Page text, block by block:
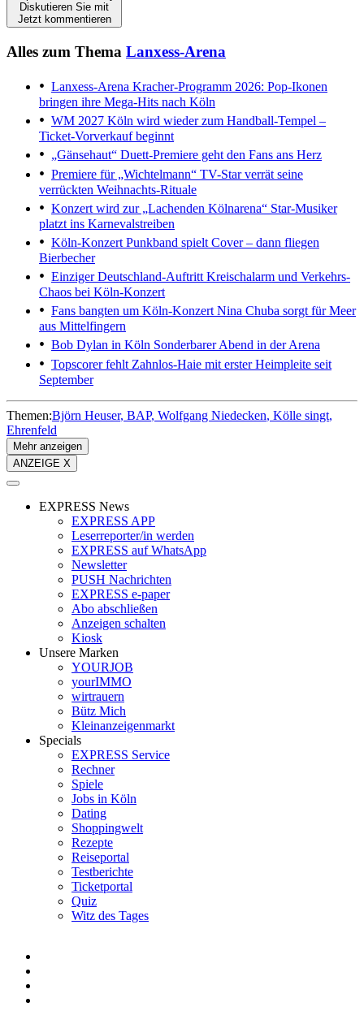
Diskutieren Sie mit
Jetzt kommentieren
Alles zum Thema Lanxess-Arena
Lanxess-Arena Kracher-Programm 2026: Pop-Ikonen
bringen ihre Mega-Hits nach Köln
WM 2027 Köln wird wieder zum Handball-Tempel –
Ticket-Vorverkauf beginnt
„Gänsehaut“ Duett-Premiere geht den Fans ans Herz
Premiere für „Wichtelmann“ TV-Star verrät seine
verrückten Weihnachts-Rituale
Konzert wird zur „Lachenden Kölnarena“ Star-Musiker
platzt ins Karnevalstreiben
Köln-Konzert Punkband spielt Cover – dann fliegen
Bierbecher
Einziger Deutschland-Auftritt Kreischalarm und Verkehrs-
Chaos bei Köln-Konzert
Fans bangten um Köln-Konzert Nina Chuba sorgt für Meer
aus Mittelfingern
Bob Dylan in Köln Sonderbarer Abend in der Arena
Topscorer fehlt Zahnlos-Haie mit erster Heimpleite seit
September
Themen:Björn Heuser BAP Wolfgang Niedecken Kölle singt
Ehrenfeld
Mehr anzeigen
ANZEIGE X
EXPRESS News
EXPRESS APP
Leserreporter/in werden
EXPRESS auf WhatsApp
Newsletter
PUSH Nachrichten
EXPRESS e-paper
Abo abschließen
Anzeigen schalten
Kiosk
Unsere Marken
YOURJOB
yourIMMO
wirtrauern
Bütz Mich
Kleinanzeigenmarkt
Specials
EXPRESS Service
Rechner
Spiele
Jobs in Köln
Dating
Shoppingwelt
Rezepte
Reiseportal
Testberichte
Ticketportal
Quiz
Witz des Tages